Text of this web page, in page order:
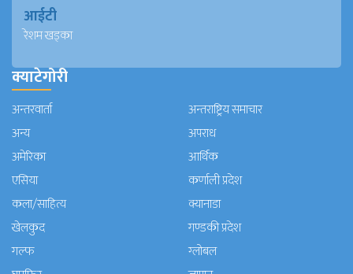
आईटी
रेशम खड्का
क्याटेगोरी
अन्तरवार्ता
अन्तराष्ट्रिय समाचार
अन्य
अपराध
अमेरिका
आर्थिक
एसिया
कर्णाली प्रदेश
कला/साहित्य
क्यानाडा
खेलकुद
गण्डकी प्रदेश
गल्फ
ग्लोबल